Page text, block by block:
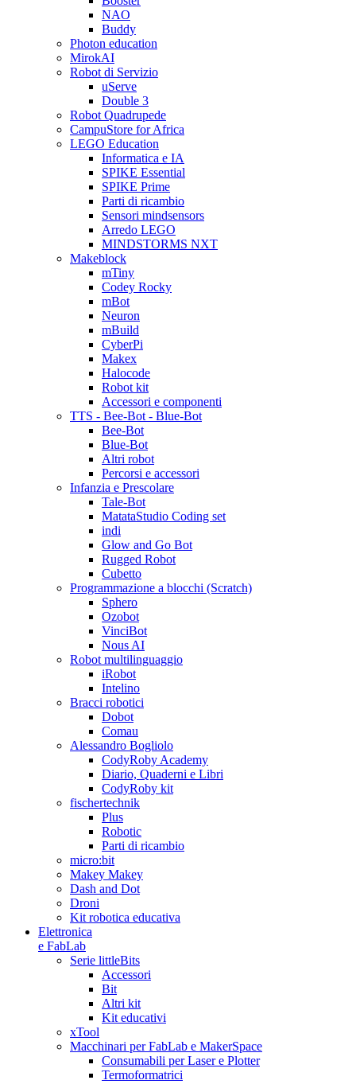
NAO
Buddy
Photon education
MirokAI
Robot di Servizio
uServe
Double 3
Robot Quadrupede
CampuStore for Africa
LEGO Education
Informatica e IA
SPIKE Essential
SPIKE Prime
Parti di ricambio
Sensori mindsensors
Arredo LEGO
MINDSTORMS NXT
Makeblock
mTiny
Codey Rocky
mBot
Neuron
mBuild
CyberPi
Makex
Halocode
Robot kit
Accessori e componenti
TTS - Bee-Bot - Blue-Bot
Bee-Bot
Blue-Bot
Altri robot
Percorsi e accessori
Infanzia e Prescolare
Tale-Bot
MatataStudio Coding set
indi
Glow and Go Bot
Rugged Robot
Cubetto
Programmazione a blocchi (Scratch)
Sphero
Ozobot
VinciBot
Nous AI
Robot multilinguaggio
iRobot
Intelino
Bracci robotici
Dobot
Comau
Alessandro Bogliolo
CodyRoby Academy
Diario, Quaderni e Libri
CodyRoby kit
fischertechnik
Plus
Robotic
Parti di ricambio
micro:bit
Makey Makey
Dash and Dot
Droni
Kit robotica educativa
Elettronica
e FabLab
Serie littleBits
Accessori
Bit
Altri kit
Kit educativi
xTool
Macchinari per FabLab e MakerSpace
Consumabili per Laser e Plotter
Termoformatrici